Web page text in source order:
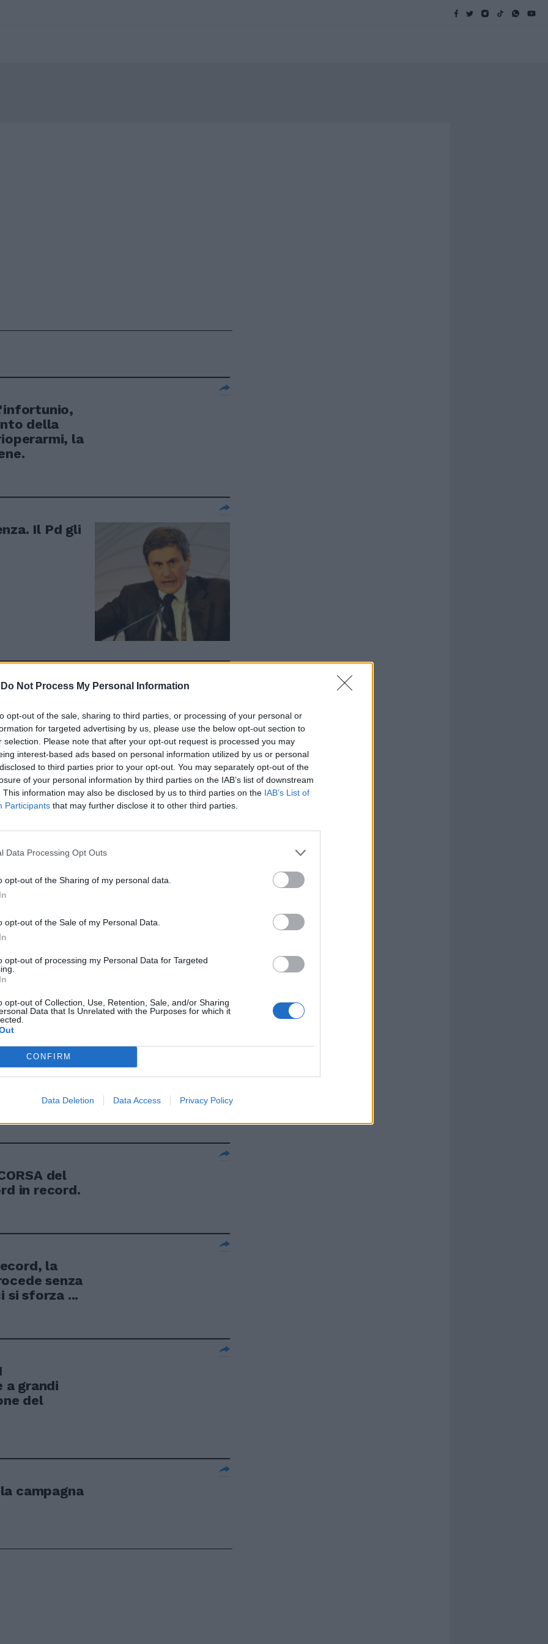
Do Not Process My Personal Information
opt-out of the sale, sharing to third parties, or processing of your personal or
for targeted advertising by us, please use the below opt-out section to
selection. Please note that after your opt-out request is processed you may
interest-based ads based on personal information utilized by us or personal
to third parties prior to your opt-out. You may separately opt-out of the
of your personal information by third parties on the IAB’s list of downstream
This information may also be disclosed by us to third parties on the IAB’s List of
Participants that may further disclose it to other third parties.
Data Processing Opt Outs
opt-out of the Sharing of my personal data.
opt-out of the Sale of my Personal Data.
opt-out of processing my Personal Data for Targeted
opt-out of Collection, Use, Retention, Sale, and/or Sharing
Data that Is Unrelated with the Purposes for which it
CONFIRM
Data Deletion Data Access Privacy Policy
della
la
Il Pd gli
positivo
procede
ritorno in
ancora.
al
il
sparso
l'Italia
del
in record.
la
senza
si sforza ...
a grandi
del
campagna